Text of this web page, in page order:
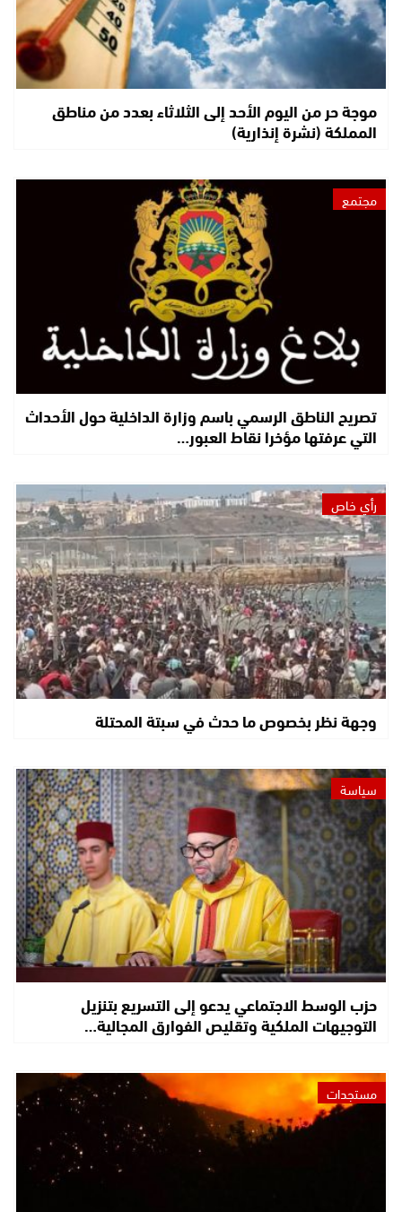
موجة حر من اليوم الأحد إلى الثلاثاء بعدد من مناطق
المملكة (نشرة إنذارية)
مجتمع
تصريح الناطق الرسمي باسم وزارة الداخلية حول الأحداث
التي عرفتها مؤخرا نقاط العبور…
رأي خاص
وجهة نظر بخصوص ما حدث في سبتة المحتلة
سياسة
حزب الوسط الاجتماعي يدعو إلى التسريع بتنزيل
التوجيهات الملكية وتقليص الفوارق المجالية…
مستجدات